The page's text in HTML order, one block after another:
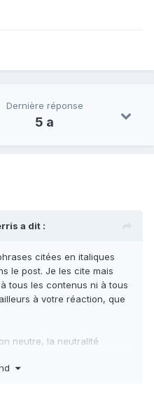
Dernière réponse
5 a
a dit :
citées en italiques
le post. Je les cite mais
tous les contenus ni à tous
à votre réaction, que
neutre, la neutralité